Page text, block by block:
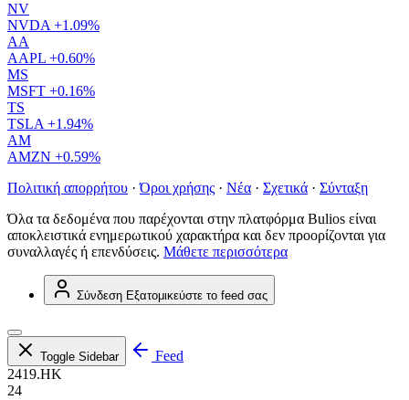
NV
NVDA +1.09%
AA
AAPL +0.60%
MS
MSFT +0.16%
TS
TSLA +1.94%
AM
AMZN +0.59%
Πολιτική απορρήτου · Όροι χρήσης · Νέα · Σχετικά · Σύνταξη
Όλα τα δεδομένα που παρέχονται στην πλατφόρμα Bulios είναι
αποκλειστικά ενημερωτικού χαρακτήρα και δεν προορίζονται για
συναλλαγές ή επενδύσεις. Μάθετε περισσότερα
Σύνδεση Εξατομικεύστε το feed σας
Toggle Sidebar
Feed
2419.HK
24